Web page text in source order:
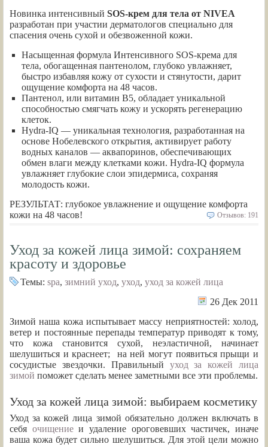
Новинка интенсивный SOS-крем для тела от NIVEA
разработан при участии дерматологов специально для
спасения очень сухой и обезвоженной кожи.
Насыщенная формула Интенсивного SOS-крема для
тела, обогащенная пантенолом, глубоко увлажняет,
быстро избавляя кожу от сухости и стянутости, дарит
ощущение комфорта на 48 часов.
Пантенол, или витамин В5, обладает уникальной
способностью смягчать кожу и ускорять регенерацию
клеток.
Hydra-IQ — уникальная технология, разработанная на
основе Нобелевского открытия, активирует работу
водных каналов — аквапоринов, обеспечивающих
обмен влаги между клетками кожи. Hydra-IQ формула
увлажняет глубокие слои эпидермиса, сохраняя
молодость кожи.
РЕЗУЛЬТАТ: глубокое увлажнение и ощущение комфорта
кожи на 48 часов!
Отзывов: 191
Уход за кожей лица зимой: сохраняем
красоту и здоровье
Темы: spa, зимний уход, уход, уход за кожей лица
26 Дек 2011
Зимой наша кожа испытывает массу неприятностей: холод,
ветер и постоянные перепады температур приводят к тому,
что кожа становится сухой, неэластичной, начинает
шелушиться и краснеет; на ней могут появиться прыщи и
сосудистые звездочки. Правильный уход за кожей лица
зимой поможет сделать менее заметными все эти проблемы.
Уход за кожей лица зимой: выбираем косметику
Уход за кожей лица зимой обязательно должен включать в
себя очищениеи удаление ороговевших частичек, иначе
ваша кожа будет сильно шелушиться. Для этой цели можно